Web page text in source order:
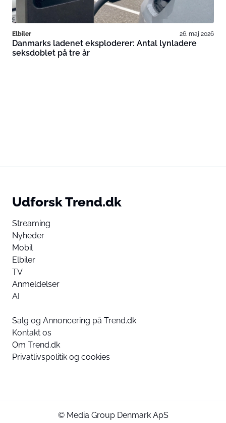
Elbiler 26. maj 2026
Danmarks ladenet eksploderer: Antal lynladere
seksdoblet på tre år
Udforsk Trend.dk
Streaming
Nyheder
Mobil
Elbiler
TV
Anmeldelser
AI
Salg og Annoncering på Trend.dk
Kontakt os
Om Trend.dk
Privatlivspolitik og cookies
© Media Group Denmark ApS